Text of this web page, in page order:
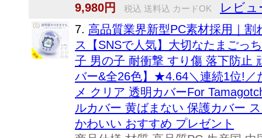
9,980円
税込 送料込 カードOK レビュ
7. 高品質業界新型PC素材採用｜
ス【SNSで人気】大切なたまごっ
子 男の子 耐衝撃 すり傷 落下防止
バー&全26色】★4.64＼連続1位!／
メ クリア 透明カバーFor
ルカバー 黄ばまない 保護カバー
かわいい おすすめ プレゼント